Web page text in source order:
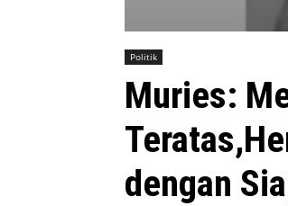
Politik
Muries:
dengan